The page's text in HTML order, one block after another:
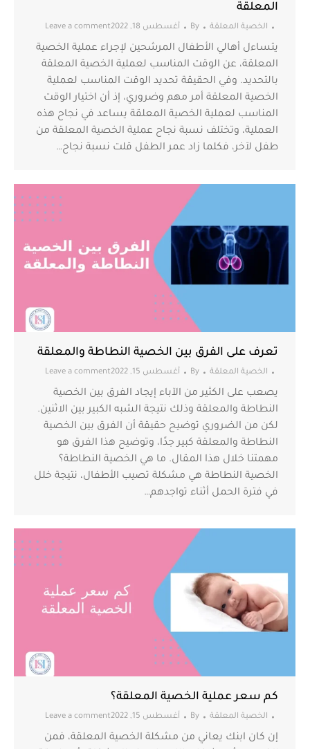
المعلقة
الخصية المعلقة By أغسطس 18, 2022 Leave a comment
يتساءل أهالي الأطفال المرشحين لإجراء عملية الخصية
المعلقة، عن الوقت المناسب لعملية الخصية المعلقة
بالتحديد. وفي الحقيقة تحديد الوقت المناسب لعملية
الخصية المعلقة أمر مهم وضروري، إذ أن اختيار الوقت
المناسب لعملية الخصية المعلقة يساعد في نجاح هذه
العملية، وتختلف نسبة نجاح عملية الخصية المعلقة من
طفل لآخر، فكلما زاد عمر الطفل قلت نسبة نجاح…
تعرف على الفرق بين الخصية النطاطة والمعلقة
الخصية المعلقة By أغسطس 15, 2022 Leave a comment
يصعب على الكثير من الآباء إيجاد الفرق بين الخصية
النطاطة والمعلقة وذلك نتيجة الشبه الكبير بين الاثنين.
لكن من الضروري توضيح حقيقة أن الفرق بين الخصية
النطاطة والمعلقة كبير جدًا، وتوضيح هذا الفرق هو
مهمتنا خلال هذا المقال. ما هي الخصية النطاطة؟
الخصية النطاطة هي مشكلة تصيب الأطفال، نتيجة خلل
في فترة الحمل أثناء تواجدهم…
كم سعر عملية الخصية المعلقة؟
الخصية المعلقة By أغسطس 15, 2022 Leave a comment
إن كان ابنك يعاني من مشكلة الخصية المعلقة، فمن